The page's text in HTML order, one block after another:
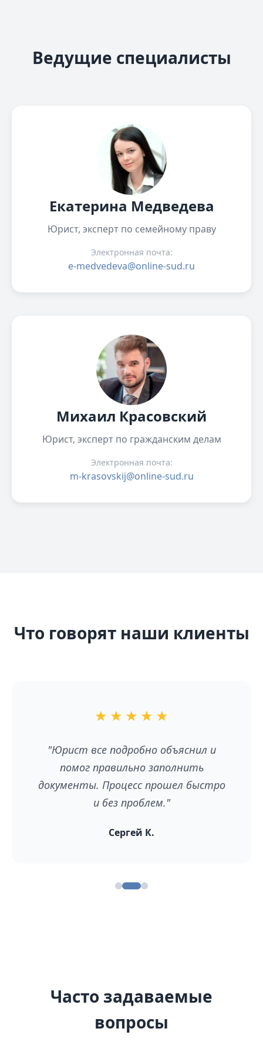
Ведущие специалисты
Екатерина Медведева
Юрист, эксперт по семейному праву
Электронная почта:
e-medvedeva@online-sud.ru
Михаил Красовский
Юрист, эксперт по гражданским делам
Электронная почта:
m-krasovskij@online-sud.ru
Что говорят наши клиенты
★ ★ ★ ★ ★
"Юрист все подробно объяснил и
помог правильно заполнить
документы. Процесс прошел быстро
и без проблем."
Сергей К.
Часто задаваемые
вопросы